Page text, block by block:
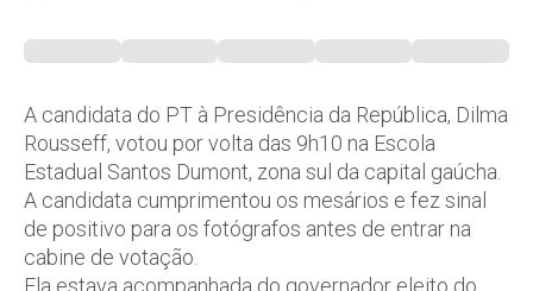
A candidata do PT à Presidência da República, Dilma
Rousseff, votou por volta das 9h10 na Escola
Estadual Santos Dumont, zona sul da capital gaúcha.
A candidata cumprimentou os mesários e fez sinal
de positivo para os fotógrafos antes de entrar na
cabine de votação.
Ela estava acompanhada do governador eleito do